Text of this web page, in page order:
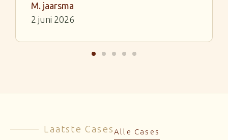
M. jaarsma
2 juni 2026
Laatste CasesAlle Cases